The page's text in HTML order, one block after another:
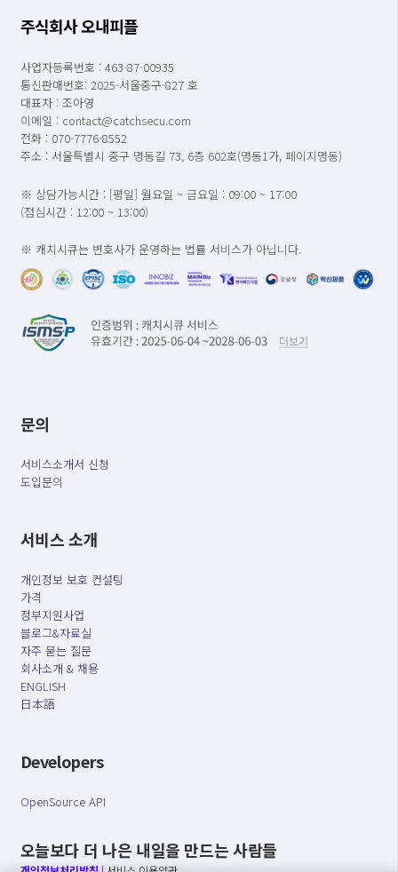
주식회사 오내피플
사업자등록번호 : 463-87-00935
통신판매번호: 2025-서울중구-827 호
대표자 : 조아영
이메일 : contact@catchsecu.com
전화 : 070-7776-8552
주소 : 서울특별시 중구 명동길 73, 6층 602호(명동1가, 페이지명동)
※ 상담가능시간 : [평일] 월요일 ~ 금요일 : 09:00 ~ 17:00
(점심시간 : 12:00 ~ 13:00)
※ 캐치시큐는 변호사가 운영하는 법률 서비스가 아닙니다.
문의
서비스소개서 신청
도입문의
서비스 소개
개인정보 보호 컨설팅
가격
정부지원사업
블로그&자료실
자주 묻는 질문
회사소개 & 채용
ENGLISH
日本語
Developers
OpenSource API
오늘보다 더 나은 내일을 만드는 사람들